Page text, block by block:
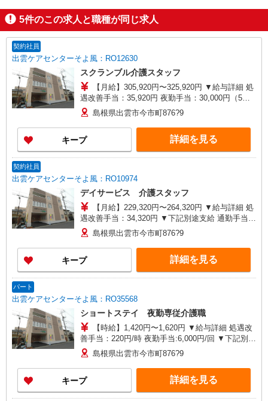
5件のこの求人と職種が同じ求人
契約社員
出雲ケアセンターそよ風：RO12630
スクランブル介護スタッフ
【月給】305,920円〜325,920円 ▼給与詳細 処
遇改善手当：35,920円 夜勤手当：30,000円（5回
分） ※6回目以降は1回6,000円支給 ▼下記別途支
給 通勤手当 年末年始手当：380円/時 ※12/300
時〜1/324時 寸志あり：年2回（6月・12月） ※業
績による 特別報酬：平均34.1万円（最高額135万
円） ※2025年6月支給実績 ※処遇改善手当は試用
島根県出雲市今市町876?9
キープ 詳細を見る
契約社員
出雲ケアセンターそよ風：RO10974
デイサービス 介護スタッフ
【月給】229,320円〜264,320円 ▼給与詳細 処
遇改善手当：34,320円 ▼下記別途支給 通勤手当
年末年始手当：380円/時 ※12/300時〜1/324時 寸
志あり：年2回（6月・12月） ※業績による 特別
報酬：平均33.8万円（最高額130万円） ※2025年6
月支給実績 ※処遇改善手当は試用期間中(3ヶ月)は
支給なし
島根県出雲市今市町876?9
キープ 詳細を見る
パート
出雲ケアセンターそよ風：RO35568
ショートステイ 夜勤専従介護職
【時給】1,420円〜1,620円 ▼給与詳細 処遇改
善手当：220円/時 夜勤手当:6,000円/回 ▼下記別途
支給 通勤手当 年末年始手当：380円/時 ※12/300
時〜1/324時 寸志あり：年2回（6月・12月） ※業
績による ※処遇改善手当は試用期間中(3ヶ月)は支
給なし
島根県出雲市今市町876?9
キープ 詳細を見る